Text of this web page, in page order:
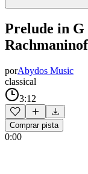
Prelude in
porAbydos Music
classical
3:12
Comprar pista
0:00